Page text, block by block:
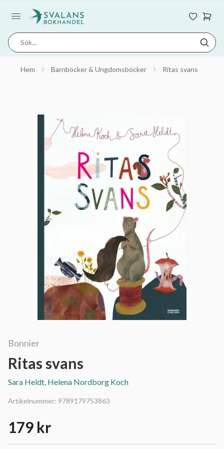
Hem Barnböcker & Ungdomsböcker Ritas svans
Bonnier
Ritas svans
Sara Heldt, Helena Nordborg Koch
Artikelnummer: 9789179753863
179 kr